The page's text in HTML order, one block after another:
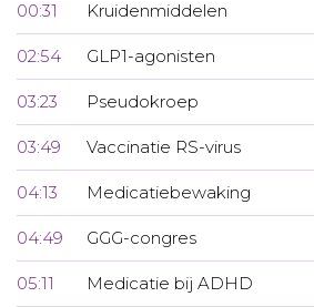
00:31 Kruidenmiddelen
02:54 GLP1-agonisten
03:23 Pseudokroep
03:49 Vaccinatie RS-virus
04:13 Medicatiebewaking
04:49 GGG-congres
05:11 Medicatie bij ADHD